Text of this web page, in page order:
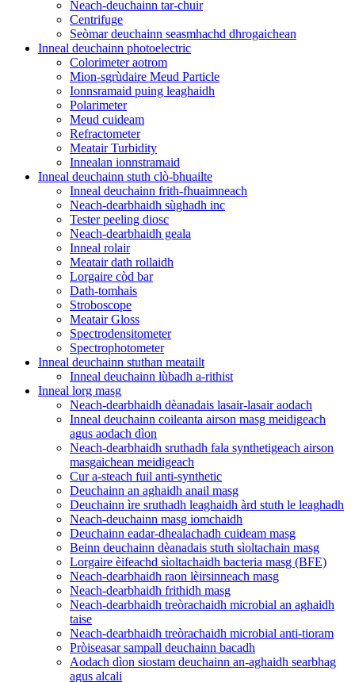
Neach-deuchainn tar-chuir
Centrifuge
Seòmar deuchainn seasmhachd dhrogaichean
Inneal deuchainn photoelectric
Colorimeter aotrom
Mion-sgrùdaire Meud Particle
Ionnsramaid puing leaghaidh
Polarimeter
Meud cuideam
Refractometer
Meatair Turbidity
Innealan ionnstramaid
Inneal deuchainn stuth clò-bhuailte
Inneal deuchainn frith-fhuaimneach
Neach-dearbhaidh sùghadh inc
Tester peeling diosc
Neach-dearbhaidh geala
Inneal rolair
Meatair dath rollaidh
Lorgaire còd bar
Dath-tomhais
Stroboscope
Meatair Gloss
Spectrodensitometer
Spectrophotometer
Inneal deuchainn stuthan meatailt
Inneal deuchainn lùbadh a-rithist
Inneal lorg masg
Neach-dearbhaidh dèanadais lasair-lasair aodach
Inneal deuchainn coileanta airson masg meidigeach
agus aodach dìon
Neach-dearbhaidh sruthadh fala synthetigeach airson
masgaichean meidigeach
Cur a-steach fuil anti-synthetic
Deuchainn an aghaidh anail masg
Deuchainn ìre sruthadh leaghaidh àrd stuth le leaghadh
Neach-deuchainn masg iomchaidh
Deuchainn eadar-dhealachadh cuideam masg
Beinn deuchainn dèanadais stuth sìoltachain masg
Lorgaire èifeachd sìoltachaidh bacteria masg (BFE)
Neach-dearbhaidh raon lèirsinneach masg
Neach-dearbhaidh frithidh masg
Neach-dearbhaidh treòrachaidh microbial an aghaidh
taise
Neach-dearbhaidh treòrachaidh microbial anti-tioram
Pròiseasar sampall deuchainn bacadh
Aodach dìon siostam deuchainn an-aghaidh searbhag
agus alcali